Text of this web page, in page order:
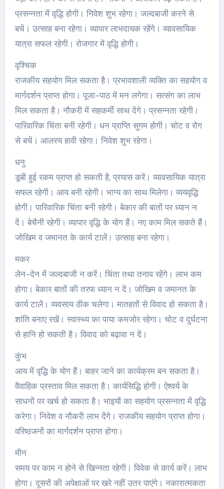
प्रसन्नता में वृद्धि होगी। निवेश शुभ रहेगा। जल्दबाजी करने से
बचें। उत्साह बना रहेगा। व्यापार लाभदायक रहेंगे। व्यावसायिक
यात्रा सफल रहेगी। रोजगार में वृद्धि होगी।
वृश्चिक
राजकीय सहयोग मिल सकता है। प्रभावशाली व्यक्ति का सहयोग व
मार्गदर्शन प्राप्त होगा। पूजा-पाठ में मन लगेगा। सत्संग का लाभ
मिल सकता है। नौकरी में सहकर्मी साथ देंगे। प्रसन्नता रहेगी।
पारिवारिक चिंता बनी रहेगी। धन प्राप्ति सुगम होगी। चोट व रोग
से बचें। आलस्य हावी रहेगा। निवेश शुभ रहेगा।
धनु
डूबी हुई रकम प्राप्त हो सकती है, प्रयास करें। व्यावसायिक यात्रा
सफल रहेगी। आय बनी रहेगी। भाग्य का साथ मिलेगा। व्ययवृद्धि
होगी। पारिवारिक चिंता बनी रहेगी। बेकार की बातों पर ध्यान न
दें। बेचैनी रहेगी। व्यापार वृद्धि के योग हैं। नए काम मिल सकते हैं।
जोखिम व जमानत के कार्य टालें। उत्साह बना रहेगा।
मकर
लेन-देन में जल्दबाजी न करें। चिंता तथा तनाव रहेंगे। लाभ कम
होगा। बेकार बातों की तरफ ध्यान न दें। जोखिम व जमानत के
कार्य टालें। व्यवसाय ठीक चलेगा। मातहतों से विवाद हो सकता है।
शांति बनाए रखें। स्वास्थ्य का पाया कमजोर रहेगा। चोट व दुर्घटना
से हानि हो सकती है। विवाद को बढ़ावा न दें।
कुंभ
आय में वृद्धि के योग हैं। बाहर जाने का कार्यक्रम बन सकता है।
वैवाहिक प्रस्ताव मिल सकता है। कार्यसिद्धि होगी। ऐश्वर्य के
साधनों पर खर्च हो सकता है। भाइयों का सहयोग प्रसन्नता में वृद्धि
करेगा। निवेश व नौकरी लाभ देंगे। राजकीय सहयोग प्राप्त होगा।
वरिष्ठजनों का मार्गदर्शन प्राप्त होगा।
मीन
समय पर काम न होने से खिन्नता रहेगी। विवेक से कार्य करें। लाभ
होगा। दूसरों की अपेक्षाओं पर खरे नहीं उतर पाएंगे। नकारात्मकता